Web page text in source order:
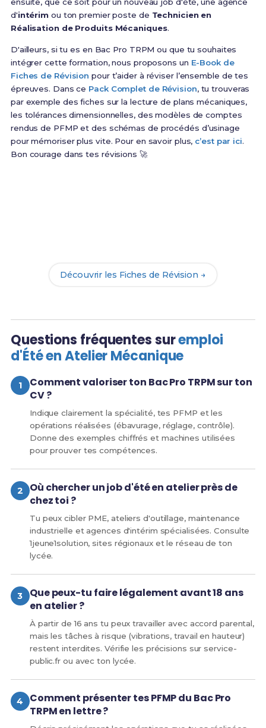
ensuite, que ce soit pour un nouveau job d'été, une agence
d'intérim ou ton premier poste de Technicien en
Réalisation de Produits Mécaniques.
D'ailleurs, si tu es en Bac Pro TRPM ou que tu souhaites
intégrer cette formation, nous proposons un E-Book de
Fiches de Révision pour t’aider à réviser l’ensemble de tes
épreuves. Dans ce Pack Complet de Révision, tu trouveras
par exemple des fiches sur la lecture de plans mécaniques,
les tolérances dimensionnelles, des modèles de comptes
rendus de PFMP et des schémas de procédés d’usinage
pour mémoriser plus vite. Pour en savoir plus, c’est par ici.
Bon courage dans tes révisions 🚀
Découvrir les Fiches de Révision →
Questions fréquentes suremploi
d'Été en Atelier Mécanique
Comment valoriser ton Bac Pro TRPM sur ton
CV ?
Indique clairement la spécialité, tes PFMP et les
opérations réalisées (ébavurage, réglage, contrôle).
Donne des exemples chiffrés et machines utilisées
pour prouver tes compétences.
Où chercher un job d'été en atelier près de
chez toi ?
Tu peux cibler PME, ateliers d'outillage, maintenance
industrielle et agences d'intérim spécialisées. Consulte
1jeune1solution, sites régionaux et le réseau de ton
lycée.
Que peux-tu faire légalement avant 18 ans
en atelier ?
À partir de 16 ans tu peux travailler avec accord parental,
mais les tâches à risque (vibrations, travail en hauteur)
restent interdites. Vérifie les précisions sur service-
public.fr ou avec ton lycée.
Comment présenter tes PFMP du Bac Pro
TRPM en lettre ?